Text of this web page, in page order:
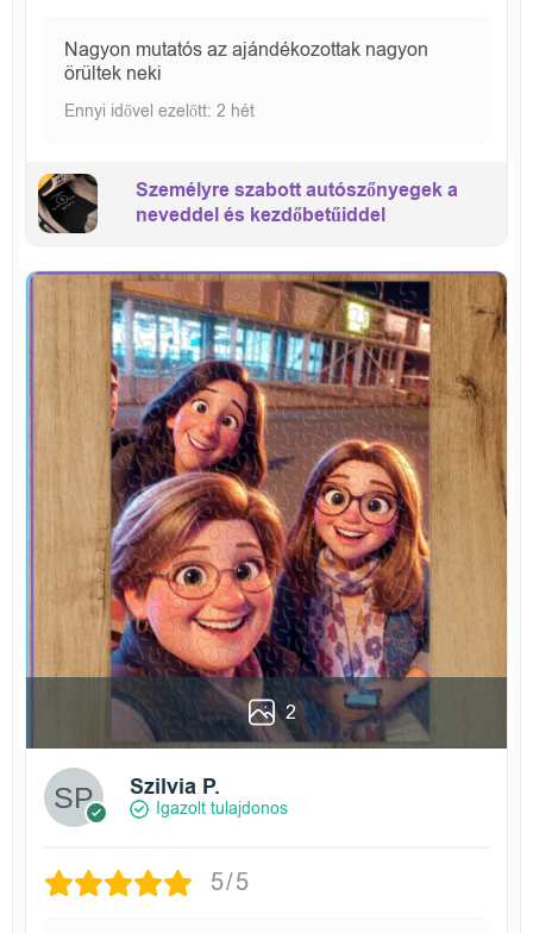
Nagyon mutatós az ajándékozottak nagyon
örültek neki
Ennyi idővel ezelőtt: 2 hét
Személyre szabott autószőnyegek a
neveddel és kezdőbetűiddel
2
Szilvia P.
Igazolt tulajdonos
5/5